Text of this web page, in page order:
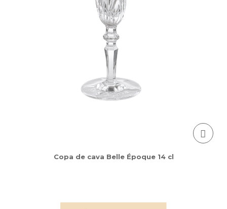
Copa de cava Belle Époque 14 cl